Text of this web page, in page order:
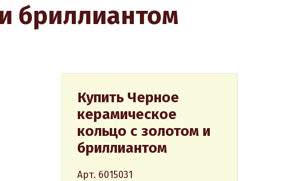
бриллиантом
Купить Черное
керамическое
кольцо с золотом и
бриллиантом
Арт. 6015031